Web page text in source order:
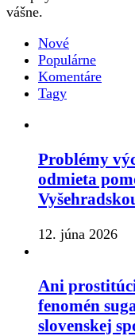
vášne.
Nové
Populárne
Komentáre
Tagy
Problémy
odmieta
12. júna 2026
Ani
fenomén
slovenskej